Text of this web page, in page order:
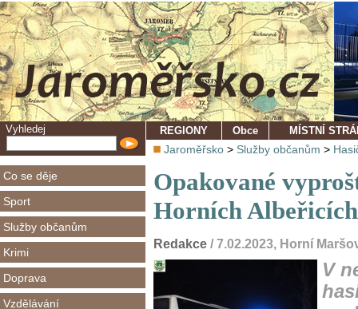
Vyhledej
Co se děje
Sport
Služby občanům
Krimi
Doprava
Vzdělávání
REGIONY Obce MÍSTNÍ
Jaroměřsko > Služby občanům >
Opakované
Horních Albeřicích
Redakce / 7.02.2023, Horní
V